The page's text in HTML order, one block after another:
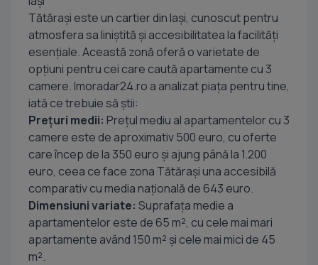
Tătărași este un cartier din Iași, cunoscut pentru
atmosfera sa liniștită și accesibilitatea la facilități
esențiale. Această zonă oferă o varietate de
opțiuni pentru cei care caută apartamente cu 3
camere. Imoradar24.ro a analizat piața pentru tine,
iată ce trebuie să știi:
Prețuri medii: Prețul mediu al apartamentelor cu 3
camere este de aproximativ 500 euro, cu oferte
care încep de la 350 euro și ajung până la 1.200
euro, ceea ce face zona Tătărași una accesibilă
comparativ cu media națională de 643 euro.
Dimensiuni variate: Suprafața medie a
apartamentelor este de 65 m², cu cele mai mari
apartamente având 150 m² și cele mai mici de 45
m².